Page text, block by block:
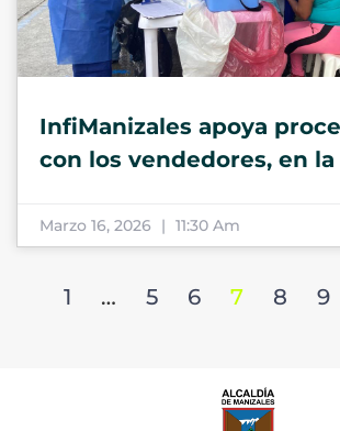
InfiManizales apoya
con los vendedores, en la
Marzo 16, 2026 11:30 Am
1 … 5 6 7 8 9